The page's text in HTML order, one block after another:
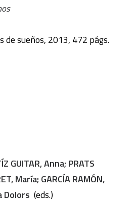
de sueños, 2013, 472 págs.
GUITAR, Anna; PRATS
María; GARCÍA RAMÓN,
Dolors (eds.)